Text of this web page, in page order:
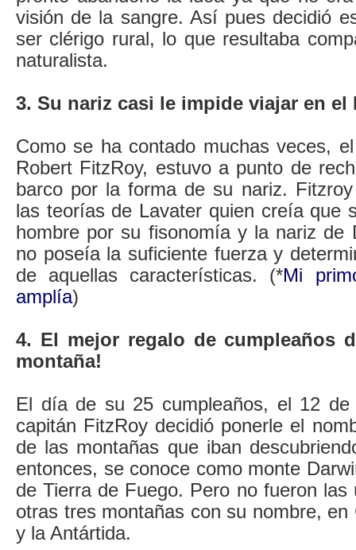
visión de la sangre. Así pues decidió
ser clérigo rural, lo que resultaba
naturalista.
3. Su nariz casi le impide viajar en el
Como se ha contado muchas veces,
Robert FitzRoy, estuvo a punto de
barco por la forma de su nariz.
las teorías de Lavater quien creía que
hombre por su fisonomía y la nariz de
no poseía la suficiente fuerza y
de aquellas características. (*Mi
amplía)
4. El mejor regalo de cumpleaños
montaña!
El día de su 25 cumpleaños, el 12
capitán FitzRoy decidió ponerle el
de las montañas que iban
entonces, se conoce como monte
de Tierra de Fuego. Pero no fueron las
otras tres montañas con su nombre, en
y la Antártida.